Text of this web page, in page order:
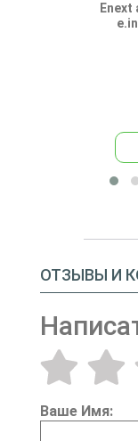
Enext
ОТЗЫВЫ И
Ваше Имя: